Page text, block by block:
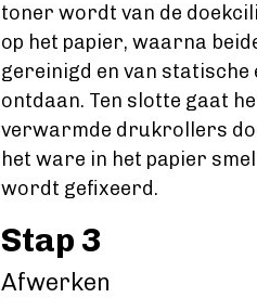
toner wordt van de
op het papier, waarna
gereinigd en van
ontdaan. Ten slotte gaat
verwarmde drukrollers
het ware in het papier
wordt gefixeerd.
Stap 3
Afwerken